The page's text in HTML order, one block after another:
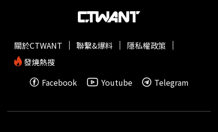
已一併扣押送驗。根據報導，她是在車上出現癲癇樣症狀與
呼吸困難，最終引發心肺衰竭。女子的身份尚未正式對外公
布，案件仍由瓜拉普瓦瓦市警方與法醫單位聯合調查。調查
方向將針對手機來源及她是否涉及走私活動展開後續釐清。
警方在死者身上查獲26支iPhone手機，懷疑涉及走私，目
關於CTWANT 聯繫&爆料
隱私權政策
發燒熱搜
Facebook
Youtube Telegram